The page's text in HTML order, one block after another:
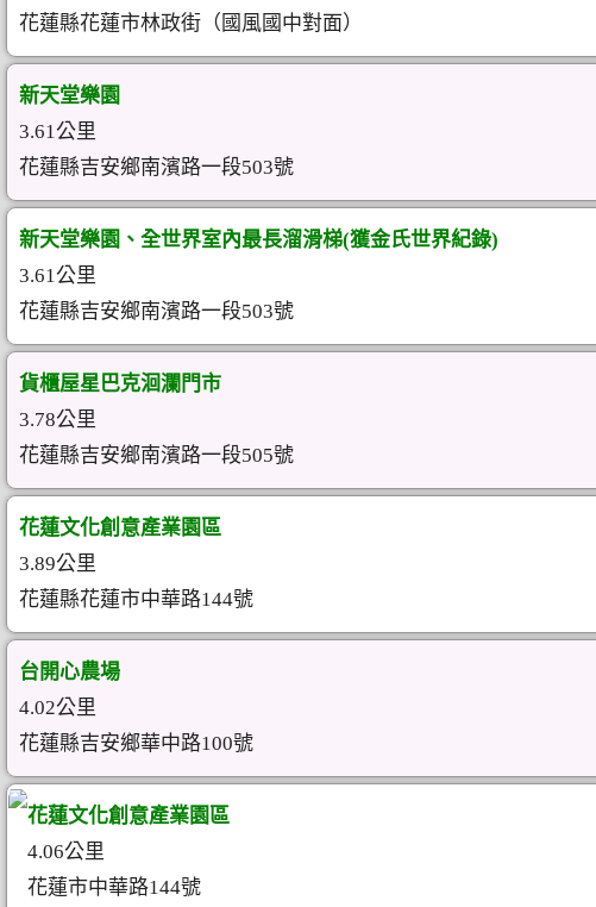
花蓮縣花蓮市林政街（國風國中對面）
新天堂樂園
3.61公里
花蓮縣吉安鄉南濱路一段503號
新天堂樂園、全世界室內最長溜滑梯(獲金氏世界紀錄)
3.61公里
花蓮縣吉安鄉南濱路一段503號
貨櫃屋星巴克洄瀾門市
3.78公里
花蓮縣吉安鄉南濱路一段505號
花蓮文化創意產業園區
3.89公里
花蓮縣花蓮市中華路144號
台開心農場
4.02公里
花蓮縣吉安鄉華中路100號
花蓮文化創意產業園區
4.06公里
花蓮市中華路144號